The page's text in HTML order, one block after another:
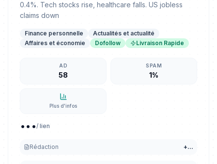
0.4%. Tech stocks rise, healthcare falls. US jobless
claims down
Finance personnelle
Actualités et actualité
Affaires et économie
Dofollow Livraison Rapide
AD
58
SPAM
1%
Plus d'infos
.../ lien
Rédaction +...